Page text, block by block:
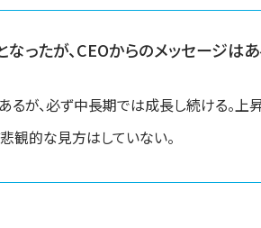
ったが、CEOからのメッセージはあ
が、必ず中長期では成長し続ける。上
観的な見方はしていない。